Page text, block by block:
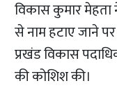
विकास कुमार मेहता
से नाम हटाए जाने
प्रखंड विकास
की कोशिश की।